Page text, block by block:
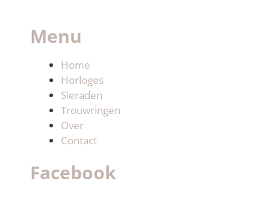
Menu
Home
Horloges
Sieraden
Trouwringen
Over
Contact
Facebook